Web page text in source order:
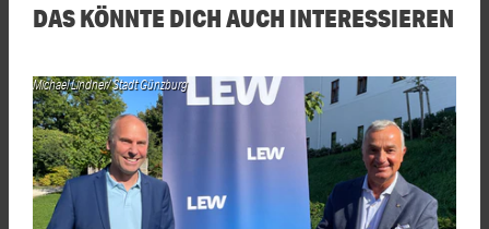
DAS KÖNNTE DICH AUCH INTERESSIEREN
Michael Lindner/ Stadt Günzburg